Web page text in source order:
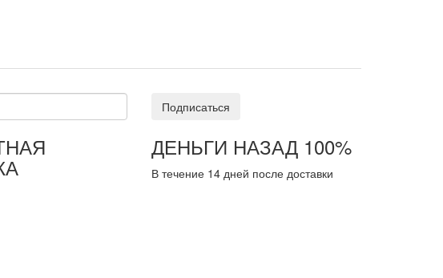
Подписаться
ДЕНЬГИ НАЗАД 100%
В течение 14 дней после доставки